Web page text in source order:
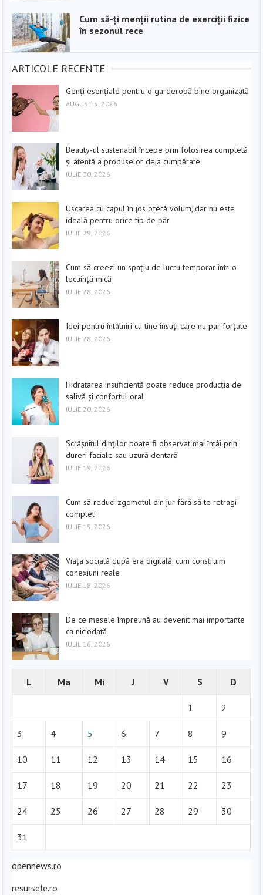
Cum să-ți menții rutina de exerciții fizice
în sezonul rece
ARTICOLE RECENTE
Genți esențiale pentru o garderobă bine organizată
AUGUST 5, 2026
Beauty-ul sustenabil începe prin folosirea completă
și atentă a produselor deja cumpărate
IULIE 30, 2026
Uscarea cu capul în jos oferă volum, dar nu este
ideală pentru orice tip de păr
IULIE 29, 2026
Cum să creezi un spațiu de lucru temporar într-o
locuință mică
IULIE 28, 2026
Idei pentru întâlniri cu tine însuți care nu par forțate
IULIE 28, 2026
Hidratarea insuficientă poate reduce producția de
salivă și confortul oral
IULIE 20, 2026
Scrâșnitul dinților poate fi observat mai întâi prin
dureri faciale sau uzură dentară
IULIE 19, 2026
Cum să reduci zgomotul din jur fără să te retragi
complet
IULIE 19, 2026
Viața socială după era digitală: cum construim
conexiuni reale
IULIE 18, 2026
De ce mesele împreună au devenit mai importante
ca niciodată
IULIE 16, 2026
L Ma Mi J V S D
1 2
3 4 5 6 7 8 9
10 11 12 13 14 15 16
17 18 19 20 21 22 23
24 25 26 27 28 29 30
31
opennews.ro
resursele.ro